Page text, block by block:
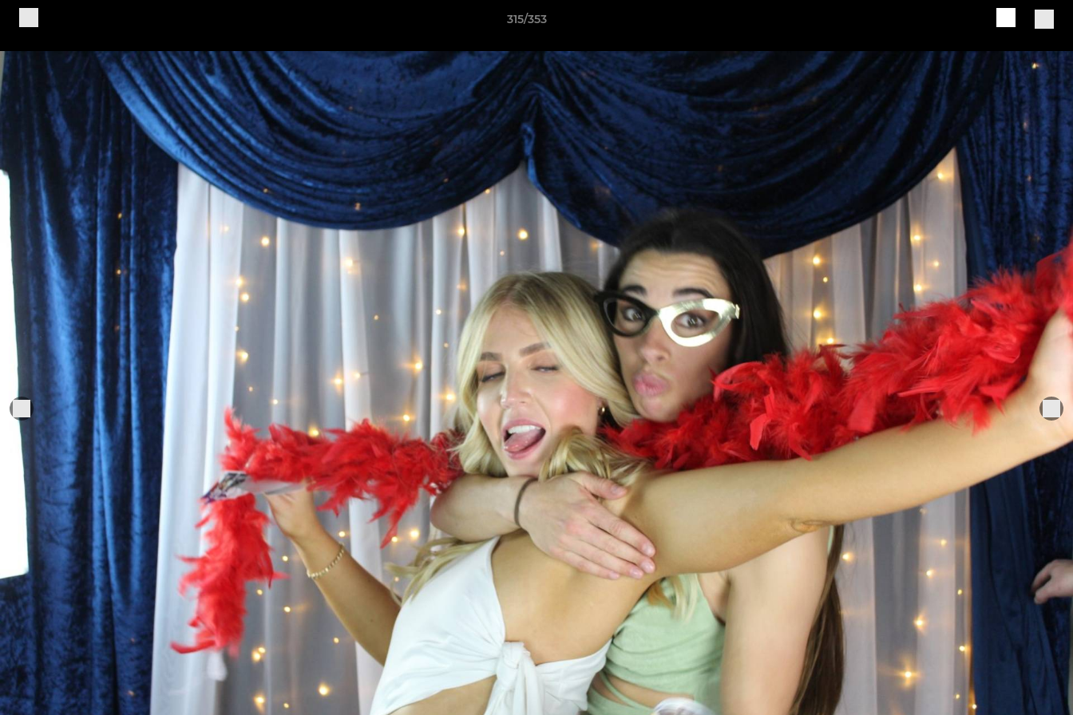
315/353